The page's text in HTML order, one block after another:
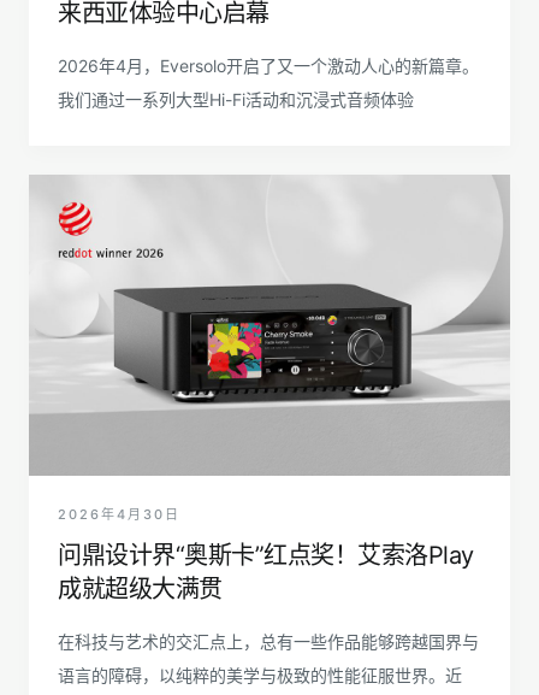
来西亚体验中心启幕
2026年4月，Eversolo开启了又一个激动人心的新篇章。
我们通过一系列大型Hi-Fi活动和沉浸式音频体验
2026年4月30日
问鼎设计界“奥斯卡”红点奖！艾索洛Play
成就超级大满贯
在科技与艺术的交汇点上，总有一些作品能够跨越国界与
语言的障碍，以纯粹的美学与极致的性能征服世界。近